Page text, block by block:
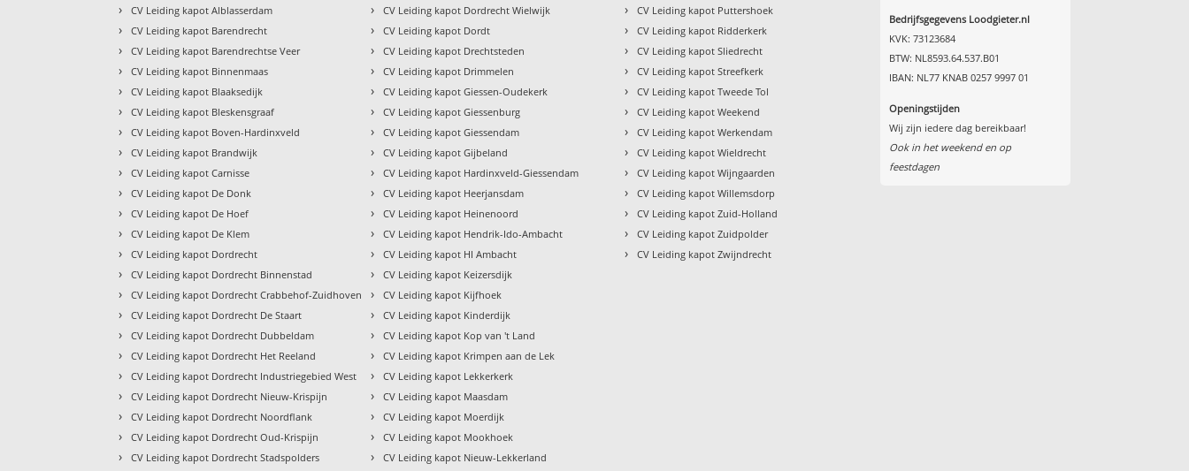
› CV Leiding kapot Alblasserdam
› CV Leiding kapot Barendrecht
› CV Leiding kapot Barendrechtse Veer
› CV Leiding kapot Binnenmaas
› CV Leiding kapot Blaaksedijk
› CV Leiding kapot Bleskensgraaf
› CV Leiding kapot Boven-Hardinxveld
› CV Leiding kapot Brandwijk
› CV Leiding kapot Carnisse
› CV Leiding kapot De Donk
› CV Leiding kapot De Hoef
› CV Leiding kapot De Klem
› CV Leiding kapot Dordrecht
› CV Leiding kapot Dordrecht Binnenstad
› CV Leiding kapot Dordrecht Crabbehof-Zuidhoven
› CV Leiding kapot Dordrecht De Staart
› CV Leiding kapot Dordrecht Dubbeldam
› CV Leiding kapot Dordrecht Het Reeland
› CV Leiding kapot Dordrecht Industriegebied West
› CV Leiding kapot Dordrecht Nieuw-Krispijn
› CV Leiding kapot Dordrecht Noordflank
› CV Leiding kapot Dordrecht Oud-Krispijn
› CV Leiding kapot Dordrecht Stadspolders
› CV Leiding kapot Dordrecht Wielwijk
› CV Leiding kapot Dordt
› CV Leiding kapot Drechtsteden
› CV Leiding kapot Drimmelen
› CV Leiding kapot Giessen-Oudekerk
› CV Leiding kapot Giessenburg
› CV Leiding kapot Giessendam
› CV Leiding kapot Gijbeland
› CV Leiding kapot Hardinxveld-Giessendam
› CV Leiding kapot Heerjansdam
› CV Leiding kapot Heinenoord
› CV Leiding kapot Hendrik-Ido-Ambacht
› CV Leiding kapot HI Ambacht
› CV Leiding kapot Keizersdijk
› CV Leiding kapot Kijfhoek
› CV Leiding kapot Kinderdijk
› CV Leiding kapot Kop van 't Land
› CV Leiding kapot Krimpen aan de Lek
› CV Leiding kapot Lekkerkerk
› CV Leiding kapot Maasdam
› CV Leiding kapot Moerdijk
› CV Leiding kapot Mookhoek
› CV Leiding kapot Nieuw-Lekkerland
› CV Leiding kapot Puttershoek
› CV Leiding kapot Ridderkerk
› CV Leiding kapot Sliedrecht
› CV Leiding kapot Streefkerk
› CV Leiding kapot Tweede Tol
› CV Leiding kapot Weekend
› CV Leiding kapot Werkendam
› CV Leiding kapot Wieldrecht
› CV Leiding kapot Wijngaarden
› CV Leiding kapot Willemsdorp
› CV Leiding kapot Zuid-Holland
› CV Leiding kapot Zuidpolder
› CV Leiding kapot Zwijndrecht
Bedrijfsgegevens Loodgieter.nl
KVK: 73123684
BTW: NL8593.64.537.B01
IBAN: NL77 KNAB 0257 9997 01
Openingstijden
Wij zijn iedere dag bereikbaar!
Ook in het weekend en op
feestdagen